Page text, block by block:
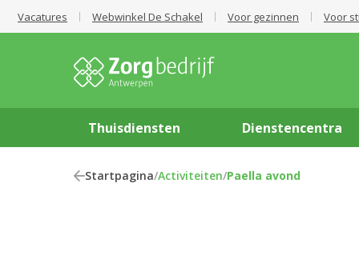
Vacatures Webwinkel De Schakel Voor gezinnen Voor
Thuisdiensten Dienstencentra
Startpagina/Activiteiten/Paella avond